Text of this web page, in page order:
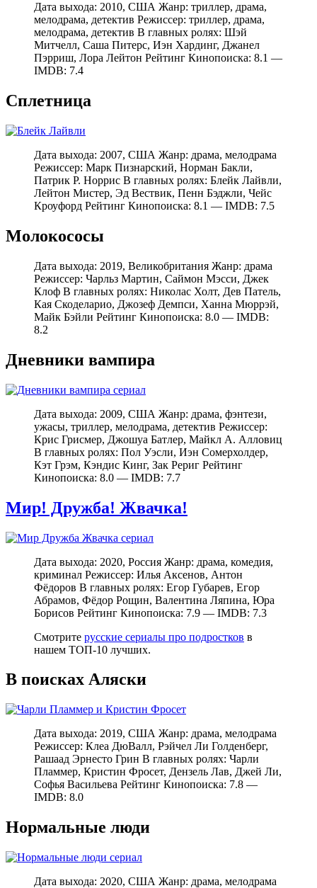
Дата выхода: 2010, США Жанр: триллер, драма,
мелодрама, детектив Режиссер: триллер, драма,
мелодрама, детектив В главных ролях: Шэй
Митчелл, Саша Питерс, Иэн Хардинг, Джанел
Пэрриш, Лора Лейтон Рейтинг Кинопоиска: 8.1 —
IMDB: 7.4
Сплетница
Дата выхода: 2007, США Жанр: драма, мелодрама
Режиссер: Марк Пизнарский, Норман Бакли,
Патрик Р. Норрис В главных ролях: Блейк Лайвли,
Лейтон Мистер, Эд Вествик, Пенн Бэджли, Чейс
Кроуфорд Рейтинг Кинопоиска: 8.1 — IMDB: 7.5
Молокососы
Дата выхода: 2019, Великобритания Жанр: драма
Режиссер: Чарльз Мартин, Саймон Мэсси, Джек
Клоф В главных ролях: Николас Холт, Дев Патель,
Кая Скоделарио, Джозеф Демпси, Ханна Мюррэй,
Майк Бэйли Рейтинг Кинопоиска: 8.0 — IMDB:
8.2
Дневники вампира
Дата выхода: 2009, США Жанр: драма, фэнтези,
ужасы, триллер, мелодрама, детектив Режиссер:
Крис Грисмер, Джошуа Батлер, Майкл А. Алловиц
В главных ролях: Пол Уэсли, Иэн Сомерхолдер,
Кэт Грэм, Кэндис Кинг, Зак Рериг Рейтинг
Кинопоиска: 8.0 — IMDB: 7.7
Мир! Дружба! Жвачка!
Дата выхода: 2020, Россия Жанр: драма, комедия,
криминал Режиссер: Илья Аксенов, Антон
Фёдоров В главных ролях: Егор Губарев, Егор
Абрамов, Фёдор Рощин, Валентина Ляпина, Юра
Борисов Рейтинг Кинопоиска: 7.9 — IMDB: 7.3
Смотрите русские сериалы про подростков в
нашем ТОП-10 лучших.
В поисках Аляски
Дата выхода: 2019, США Жанр: драма, мелодрама
Режиссер: Клеа ДюВалл, Рэйчел Ли Голденберг,
Рашаад Эрнесто Грин В главных ролях: Чарли
Пламмер, Кристин Фросет, Дензель Лав, Джей Ли,
Софья Васильева Рейтинг Кинопоиска: 7.8 —
IMDB: 8.0
Нормальные люди
Дата выхода: 2020, США Жанр: драма, мелодрама